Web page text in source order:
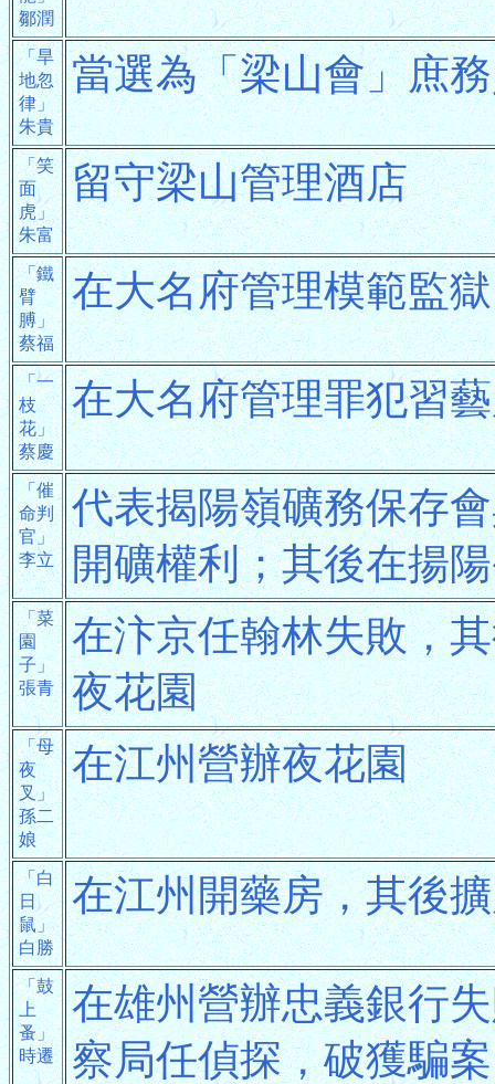
鄒潤
「旱
地忽
律」
朱貴
當選為「梁山會」庶
「笑
面
虎」
朱富
留守梁山管理酒店
「鐵
臂
膊」
蔡福
在大名府管理模範監獄
「一
枝
花」
蔡慶
在大名府管理罪犯習
「催
命判
官」
李立
代表揭陽嶺礦務保存
開礦權利；其後在揚
「菜
園
子」
張青
在汴京任翰林失敗，
夜花園
「母
夜
叉」
孫二
娘
在江州營辦夜花園
「白
日
鼠」
白勝
在江州開藥房，其後
「鼓
上
蚤」
時遷
在雄州營辦忠義銀行
察局任偵探，破獲騙